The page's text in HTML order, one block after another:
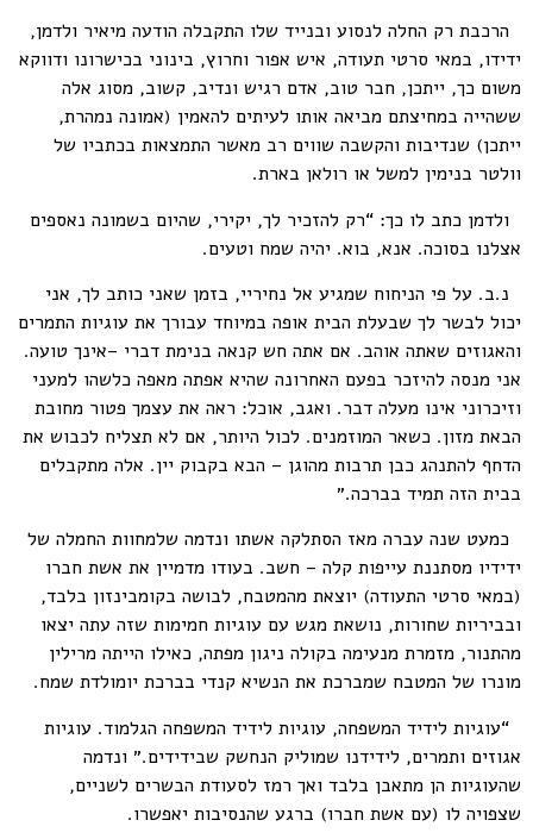
הרכבת רק החלה לנסוע ובנייד שלו התקבלה הודעה מיאיר ולדמן,
ידידו, במאי סרטי תעודה, איש אפור וחרוץ, בינוני בכישרונו ודווקא
משום כך, ייתכן, חבר טוב, אדם רגיש ונדיב, קשוב, מסוג אלה
ששהייה במחיצתם מביאה אותו לעיתים להאמין (אמונה נמהרת,
ייתכן) שנדיבות והקשבה שווים רב מאשר התמצאות בכתביו של
וולטר בנימין למשל או רולאן בארת.
ולדמן כתב לו כך: “רק להזכיר לך, יקירי, שהיום בשמונה נאספים
אצלנו בסוכה. אנא, בוא. יהיה שמח וטעים.
נ.ב. על פי הניחוח שמגיע אל נחיריי, בזמן שאני כותב לך, אני
יכול לבשר לך שבעלת הבית אופה במיוחד עבורך את עוגיות התמרים
והאגוזים שאתה אוהב. אם אתה חש קנאה בנימת דברי –אינך טועה.
אני מנסה להיזכר בפעם האחרונה שהיא אפתה מאפה כלשהו למעני
וזיכרוני אינו מעלה דבר. ואגב, אוכל: ראה את עצמך פטור מחובת
הבאת מזון. כשאר המוזמנים. לכול היותר, אם לא תצליח לכבוש את
הדחף להתנהג כבן תרבות מהוגן – הבא בקבוק יין. אלה מתקבלים
בבית הזה תמיד בברכה.״
כמעט שנה עברה מאז הסתלקה אשתו ונדמה שלמחוות החמלה של
ידידיו מסתננת עייפות קלה – חשב. בעודו מדמיין את אשת חברו
(במאי סרטי התעודה) יוצאת מהמטבח, לבושה בקומבינזון בלבד,
ובביריות שחורות, נושאת מגש עם עוגיות חמימות שזה עתה יצאו
מהתנור, מזמרת מנעימה בקולה ניגון מפתה, כאילו הייתה מרילין
מונרו של המטבח שמברכת את הנשיא קנדי בברכת יומולדת שמח.
“עוגיות לידיד המשפחה, עוגיות לידיד המשפחה הגלמוד. עוגיות
אגוזים ותמרים, לידידנו שמוליק הנחשק שבידידים.״ ונדמה
שהעוגיות הן מתאבן בלבד ואך רמז לסעודת הבשרים לשניים,
שצפויה לו (עם אשת חברו) ברגע שהנסיבות יאפשרו.